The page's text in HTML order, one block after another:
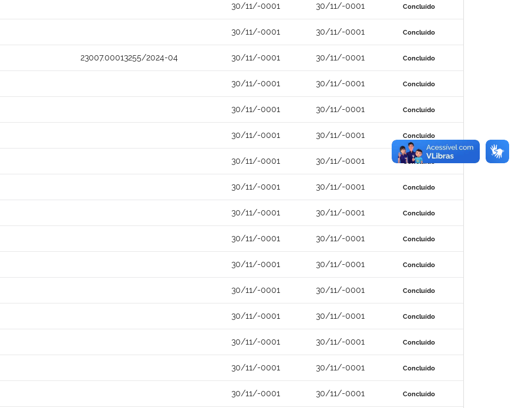
30/11/-0001 30/11/-0001 Concluído
30/11/-0001 30/11/-0001 Concluído
23007.00013255/2024-04 30/11/-0001 30/11/-0001 Concluído
30/11/-0001 30/11/-0001 Concluído
30/11/-0001 30/11/-0001 Concluído
30/11/-0001 30/11/-0001 Concluído
30/11/-0001 30/11/-0001 Concluído
30/11/-0001 30/11/-0001 Concluído
30/11/-0001 30/11/-0001 Concluído
30/11/-0001 30/11/-0001 Concluído
30/11/-0001 30/11/-0001 Concluído
30/11/-0001 30/11/-0001 Concluído
30/11/-0001 30/11/-0001 Concluído
30/11/-0001 30/11/-0001 Concluído
30/11/-0001 30/11/-0001 Concluído
30/11/-0001 30/11/-0001 Concluído